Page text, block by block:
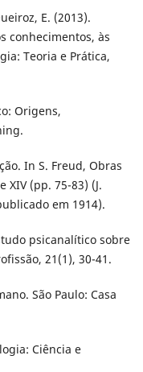
E. (2013).
conhecimentos, às
Teoria e Prática,
Origens,
In S. Freud, Obras
XIV (pp. 75-83) (J.
em 1914).
psicanalítico sobre
21(1), 30-41.
São Paulo: Casa
Ciência e